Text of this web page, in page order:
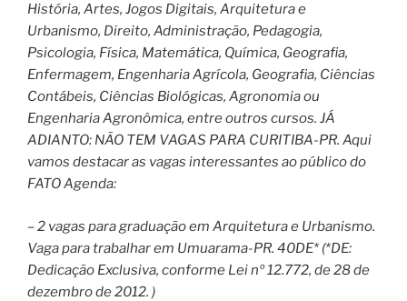
História, Artes, Jogos Digitais, Arquitetura e
Urbanismo, Direito, Administração, Pedagogia,
Psicologia, Física, Matemática, Química, Geografia,
Enfermagem, Engenharia Agrícola, Geografia, Ciências
Contábeis, Ciências Biológicas, Agronomia ou
Engenharia Agronômica, entre outros cursos. JÁ
ADIANTO: NÃO TEM VAGAS PARA CURITIBA-PR. Aqui
vamos destacar as vagas interessantes ao público do
FATO Agenda:
– 2 vagas para graduação em Arquitetura e Urbanismo.
Vaga para trabalhar em Umuarama-PR. 40DE* (*DE:
Dedicação Exclusiva, conforme Lei nº 12.772, de 28 de
dezembro de 2012. )